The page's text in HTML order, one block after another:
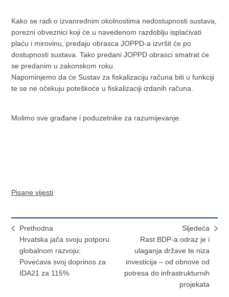
Kako se radi o izvanrednim okolnostima nedostupnosti sustava,
porezni obveznici koji će u navedenom razdoblju isplaćivati
plaću i mirovinu, predaju obrasca JOPPD-a izvršit će po
dostupnosti sustava. Tako predani JOPPD obrasci smatrat će
se predanim u zakonskom roku.
Napominjemo da će Sustav za fiskalizaciju računa biti u funkciji
te se ne očekuju poteškoće u fiskalizaciji izdanih računa.
Molimo sve građane i poduzetnike za razumijevanje.
Pisane vijesti
Prethodna
Hrvatska jača svoju potporu
globalnom razvoju:
Povećava svoj doprinos za
IDA21 za 115%
Sljedeća
Rast BDP-a odraz je i
ulaganja države te niza
investicija – od obnove od
potresa do infrastrukturnih
projekata